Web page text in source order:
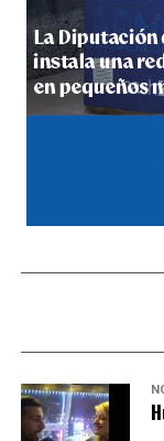
5º DÍA DE LAS
hace 5 días·
CUARTA